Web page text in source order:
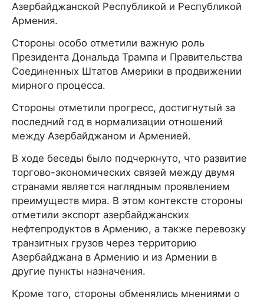
Азербайджанской Республикой и Республикой
Армения.
Стороны особо отметили важную роль
Президента Дональда Трампа и Правительства
Соединенных Штатов Америки в продвижении
мирного процесса.
Стороны отметили прогресс, достигнутый за
последний год в нормализации отношений
между Азербайджаном и Арменией.
В ходе беседы было подчеркнуто, что развитие
торгово-экономических связей между двумя
странами является наглядным проявлением
преимуществ мира. В этом контексте стороны
отметили экспорт азербайджанских
нефтепродуктов в Армению, а также перевозку
транзитных грузов через территорию
Азербайджана в Армению и из Армении в
другие пункты назначения.
Кроме того, стороны обменялись мнениями о